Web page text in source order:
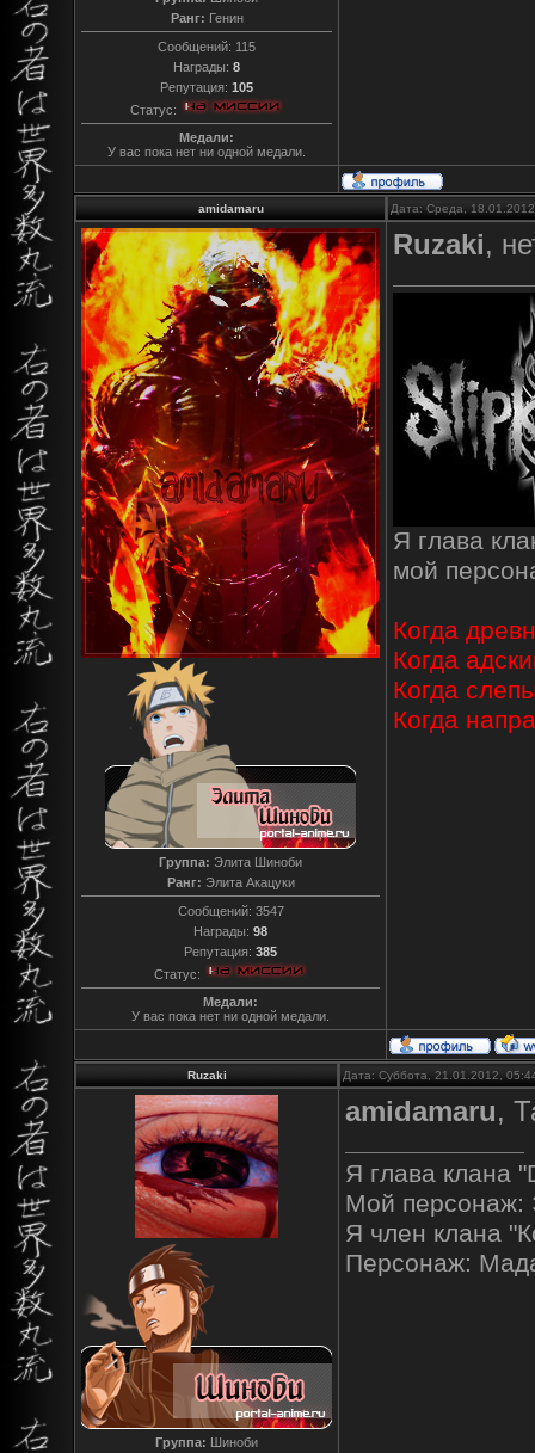
Ранг: Генин
Сообщений: 115
Награды: 8
Репутация: 105
Статус:
Медали:
У вас пока нет ни одной медали.
amidamaru Дата: Среда,
Группа: Элита Шиноби
Ранг: Элита Акацуки
Сообщений: 3547
Награды: 98
Репутация: 385
Статус:
Медали:
У вас пока нет ни одной медали.
Ruzaki,
Я глава
мой
Когда
Когда
Когда
Когда
Ruzaki Дата: Суббота, 21.01.2012,
Группа: Шиноби
amidamaru,
Я глава клана
Мой персонаж:
Я член клана
Персонаж: